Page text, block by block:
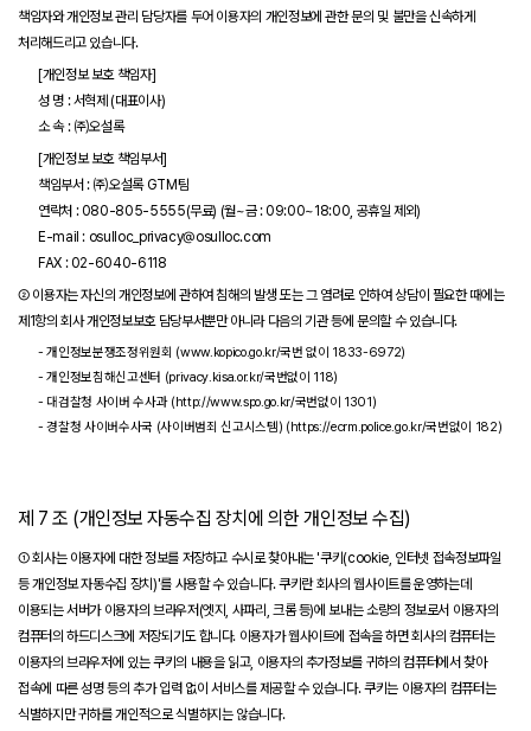
책임자와 개인정보 관리 담당자를 두어 이용자의 개인정보에 관한 문의 및 불만을 신속하게
처리해드리고 있습니다.
[개인정보 보호 책임자]
성 명 : 서혁제 (대표이사)
소 속 : ㈜오설록
[개인정보 보호 책임부서]
책임부서 : ㈜오설록 GTM팀
연락처 : 080-805-5555(무료) (월~금 : 09:00~18:00, 공휴일 제외)
E-mail : osulloc_privacy@osulloc.com
FAX : 02-6040-6118
② 이용자는 자신의 개인정보에 관하여 침해의 발생 또는 그 염려로 인하여 상담이 필요한 때에는
제1항의 회사 개인정보보호 담당부서뿐만 아니라 다음의 기관 등에 문의할 수 있습니다.
- 개인정보분쟁조정위원회 (www.kopico.go.kr/국번 없이 1833-6972)
- 개인정보침해신고센터 (privacy.kisa.or.kr/국번없이 118)
- 대검찰청 사이버 수사과 (http://www.spo.go.kr/국번없이 1301)
- 경찰청 사이버수사국 (사이버범죄 신고시스템) (https://ecrm.police.go.kr/국번없이 182)
제 7 조 (개인정보 자동수집 장치에 의한 개인정보 수집)
① 회사는 이용자에 대한 정보를 저장하고 수시로 찾아내는 '쿠키(cookie, 인터넷 접속정보파일
등 개인정보 자동수집 장치)'를 사용할 수 있습니다. 쿠키란 회사의 웹사이트를 운영하는데
이용되는 서버가 이용자의 브라우저(엣지, 사파리, 크롬 등)에 보내는 소량의 정보로서 이용자의
컴퓨터의 하드디스크에 저장되기도 합니다. 이용자가 웹사이트에 접속을 하면 회사의 컴퓨터는
이용자의 브라우저에 있는 쿠키의 내용을 읽고, 이용자의 추가정보를 귀하의 컴퓨터에서 찾아
접속에 따른 성명 등의 추가 입력 없이 서비스를 제공할 수 있습니다. 쿠키는 이용자의 컴퓨터는
식별하지만 귀하를 개인적으로 식별하지는 않습니다.